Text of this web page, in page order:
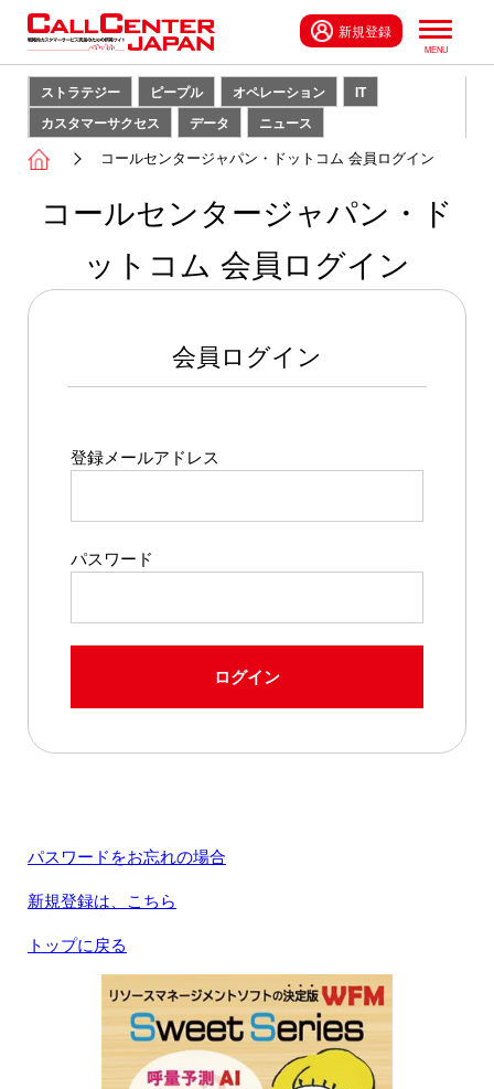
新規登録
ストラテジー ピープル オペレーション
IT
カスタマーサクセス
データ ニュース
コールセンタージャパン・ドットコム 会員ログイン
コールセンタージャパン・ド
ットコム 会員ログイン
会員ログイン
登録メールアドレス
パスワード
ログイン
パスワードをお忘れの場合
新規登録は、こちら
トップに戻る